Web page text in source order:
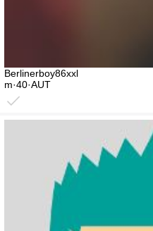
Berlinerboy86xxl
m·40·AUT